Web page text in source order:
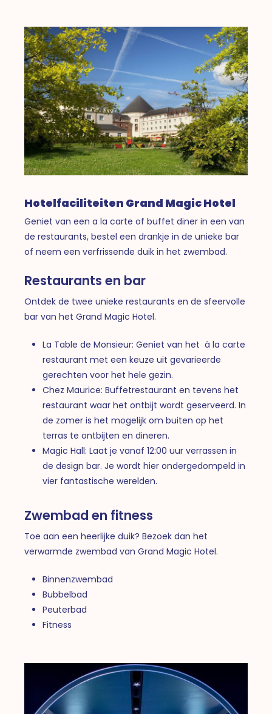
Hotelfaciliteiten Grand Magic Hotel
Geniet van een a la carte of buffet diner in een van
de restaurants, bestel een drankje in de unieke bar
of neem een verfrissende duik in het zwembad.
Restaurants en bar
Ontdek de twee unieke restaurants en de sfeervolle
bar van het Grand Magic Hotel.
La Table de Monsieur: Geniet van het à la carte
restaurant met een keuze uit gevarieerde
gerechten voor het hele gezin.
Chez Maurice: Buffetrestaurant en tevens het
restaurant waar het ontbijt wordt geserveerd. In
de zomer is het mogelijk om buiten op het
terras te ontbijten en dineren.
Magic Hall: Laat je vanaf 12:00 uur verrassen in
de design bar. Je wordt hier ondergedompeld in
vier fantastische werelden.
Zwembad en fitness
Toe aan een heerlijke duik? Bezoek dan het
verwarmde zwembad van Grand Magic Hotel.
Binnenzwembad
Bubbelbad
Peuterbad
Fitness